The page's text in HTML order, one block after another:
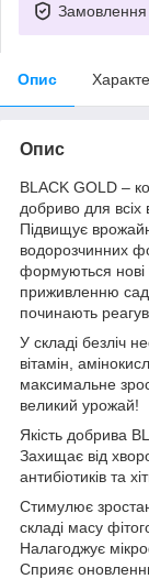
Замовлення
Опис
Опис
BLACK GOLD –
добриво для всіх
Підвищує
водорозчинних
формуються
приживленню
починають
У складі безліч
вітамін,
максимальне
великий урожай!
Якість добрива
Захищає від
антибіотиків та
Стимулює
складі масу
Налагоджує
Сприяє